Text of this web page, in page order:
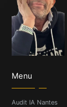
Menu
Audit IA Nantes